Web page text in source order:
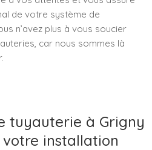
de votre système de
n’avez plus à vous soucier
car nous sommes là
tuyauterie à Grigny
votre installation